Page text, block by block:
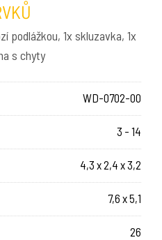
podlážkou, 1x skluzavka, 1x
s chyty
WD-0702-00
3 - 14
4,3 x 2,4 x 3,2
7,6 x 5,1
26